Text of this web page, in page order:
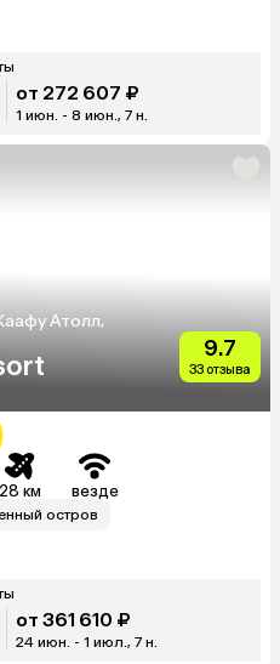
от 272 607 ₽
1 июн. - 8 июн., 7 н.
Атолл,
9.7
33 отзыва
28 км везде
остров
от 361 610 ₽
24 июн. - 1 июл., 7 н.